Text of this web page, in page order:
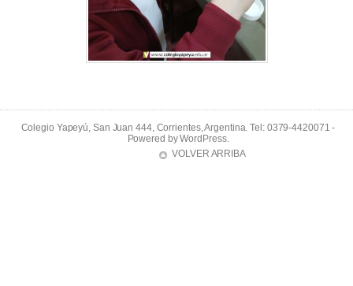
Colegio Yapeyú, San Juan 444, Corrientes, Argentina. Tel: 0379-4420071 -
Powered byWordPress.
VOLVER ARRIBA